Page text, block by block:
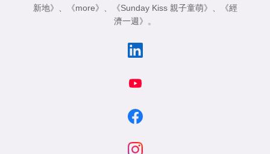
新地》
《more》 《Sunday Kiss 親子童萌》
《經
濟一週》
。